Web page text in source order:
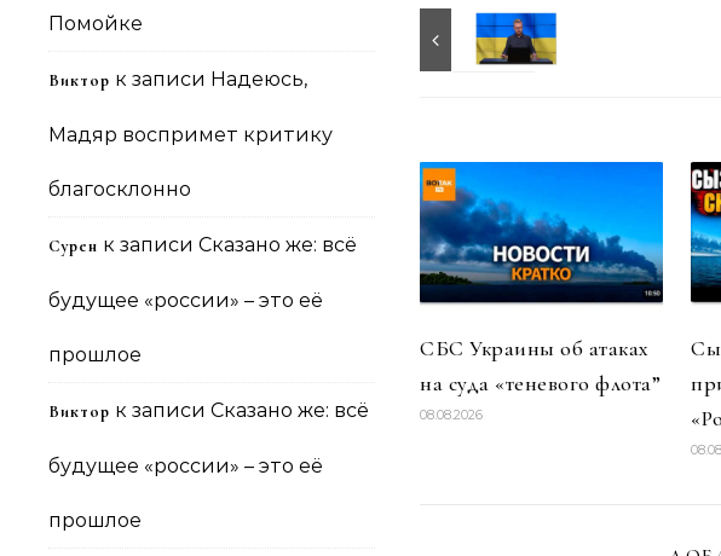
Помойке
Виктор к записи Надеюсь,
Мадяр воспримет критику
благосклонно
Сурен к записи Сказано же: всё
будущее «россии» – это её
прошлое
Виктор к записи Сказано же: всё
будущее «россии» – это её
прошлое
СБС Украины об атаках
на суда «теневого флота”
08.08.2026